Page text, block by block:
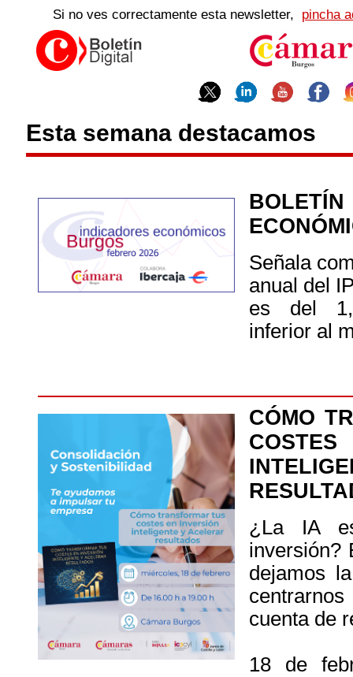
Si no ves correctamente esta newsletter, pincha
Esta semana destacamos
Señala
anual del
es del
inferior al
CÓMO
¿La IA
inversión?
dejamos
cuenta de
18 de